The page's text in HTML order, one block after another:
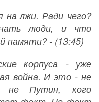
на лжи. Ради чего?
люди, и что
памяти? - (13:45)
корпуса - уже
война. И это - не
Путин, кого